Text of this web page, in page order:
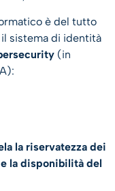
è del tutto
sistema di identità
(in
la riservatezza dei
la disponibilità del